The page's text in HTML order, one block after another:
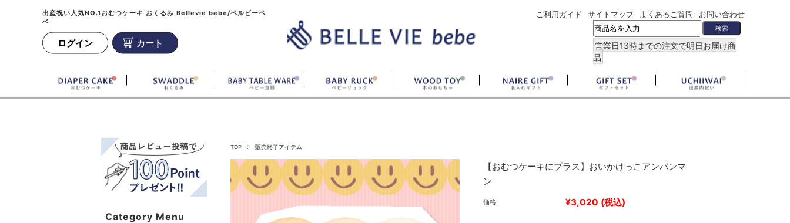
出産祝い人気NO.1おむつケーキ おくるみ Bellevie bebe/ベルビーベ
ベ
ログイン カート
ご利用ガイド サイトマップ よくあるご質問 お問い合わせ
営業日13時までの注文で明日お届け商
品
TOP 販売終了アイテム
【おむつケーキにプラス】おいかけっこアンパンマ
ン
価格: ¥3,020 (税込)
Category Menu